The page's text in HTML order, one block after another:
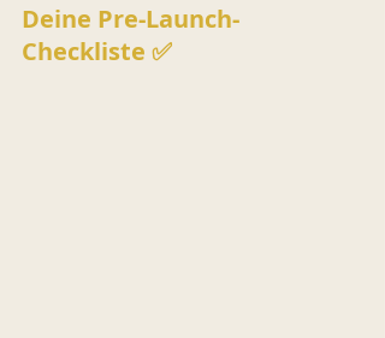
Deine Pre-Launch-
Checkliste ✅